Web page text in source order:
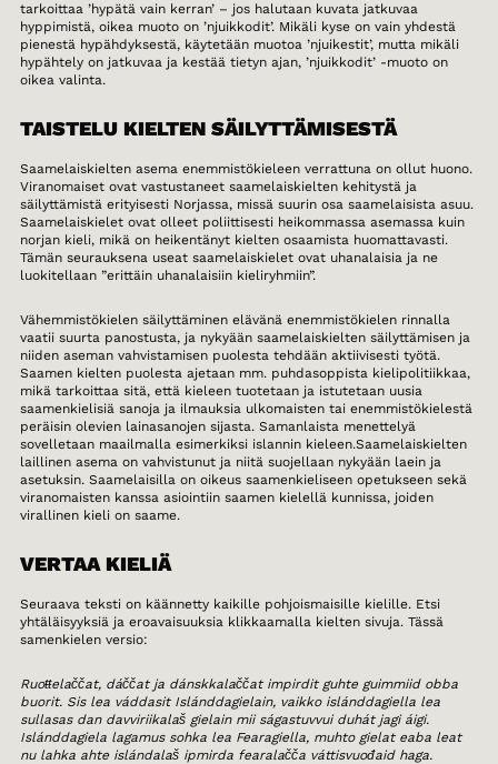
tarkoittaa ’hypätä vain kerran’ – jos halutaan kuvata jatkuvaa
hyppimistä, oikea muoto on ’njuikkodit’. Mikäli kyse on vain yhdestä
pienestä hypähdyksestä, käytetään muotoa ’njuikestit’, mutta mikäli
hypähtely on jatkuvaa ja kestää tietyn ajan, ’njuikkodit’ -muoto on
oikea valinta.
TAISTELU KIELTEN SÄILYTTÄMISESTÄ
Saamelaiskielten asema enemmistökieleen verrattuna on ollut huono.
Viranomaiset ovat vastustaneet saamelaiskielten kehitystä ja
säilyttämistä erityisesti Norjassa, missä suurin osa saamelaisista asuu.
Saamelaiskielet ovat olleet poliittisesti heikommassa asemassa kuin
norjan kieli, mikä on heikentänyt kielten osaamista huomattavasti.
Tämän seurauksena useat saamelaiskielet ovat uhanalaisia ja ne
luokitellaan ”erittäin uhanalaisiin kieliryhmiin”.
Vähemmistökielen säilyttäminen elävänä enemmistökielen rinnalla
vaatii suurta panostusta, ja nykyään saamelaiskielten säilyttämisen ja
niiden aseman vahvistamisen puolesta tehdään aktiivisesti työtä.
Saamen kielten puolesta ajetaan mm. puhdasoppista kielipolitiikkaa,
mikä tarkoittaa sitä, että kieleen tuotetaan ja istutetaan uusia
saamenkielisiä sanoja ja ilmauksia ulkomaisten tai enemmistökielestä
peräisin olevien lainasanojen sijasta. Samanlaista menettelyä
sovelletaan maailmalla esimerkiksi islannin kieleen.Saamelaiskielten
laillinen asema on vahvistunut ja niitä suojellaan nykyään laein ja
asetuksin. Saamelaisilla on oikeus saamenkieliseen opetukseen sekä
viranomaisten kanssa asiointiin saamen kielellä kunnissa, joiden
virallinen kieli on saame.
VERTAA KIELIÄ
Seuraava teksti on käännetty kaikille pohjoismaisille kielille. Etsi
yhtäläisyyksiä ja eroavaisuuksia klikkaamalla kielten sivuja. Tässä
samenkielen versio:
Ruoŧŧelaččat, dáččat ja dánskkalaččat impirdit guhte guimmiid obba
buorit. Sis lea váddasit Islánddagielain, vaikko islánddagiella lea
sullasas dan davviriikalaš gielain mii ságastuvvui duhát jagi áigi.
Islánddagiela lagamus sohka lea Fearagiella, muhto gielat eaba leat
nu lahka ahte islándalaš ipmirda fearalačča váttisvuođaid haga.